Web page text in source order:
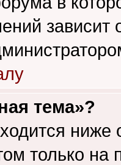
зависит
тема»?
ниже
только на